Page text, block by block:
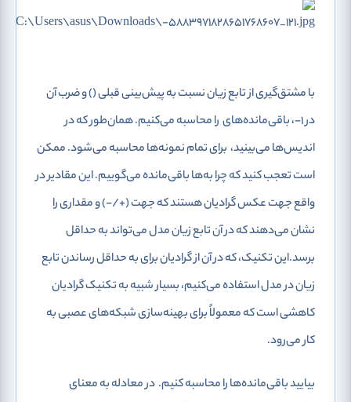
با مشتق‌گیری از تابع زیان نسبت به پیش‌بینی قبلی () و ضرب آن
در 1-، باقی‌مانده‌های
را محاسبه می‌کنیم. همان‌طور که در
اندیس‌ها می‌بینید، برای تمام نمونه‌ها محاسبه می‌شود. ممکن
است تعجب کنید که چرا بهها باقی‌مانده می‌گوییم. این مقادیر در
واقع جهت عکس گرادیان هستند که جهت (+/-) و مقداری را
نشان می‌دهند که در آن تابع زیان مدل می‌تواند به حداقل
برسد.این تکنیک، که در آن از گرادیان برای به حداقل رساندن تابع
زیان در مدل استفاده می‌کنیم، بسیار شبیه به تکنیک گرادیان
کاهشیاست که معمولاً برای بهینه‌سازی شبکه‌های عصبی به
کار می‌رود.
بیایید باقی‌مانده‌ها را محاسبه کنیم. در معادله به معنای